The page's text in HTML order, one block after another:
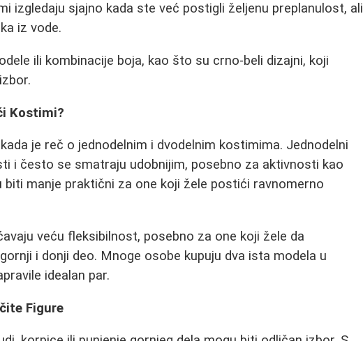
izgledaju sjajno kada ste već postigli željenu preplanulost, ali
iz vode.
ili kombinacije boja, kao što su crno-beli dizajni, koji
Kostimi?
je reč o jednodelnim i dvodelnim kostimima. Jednodelni
i često se smatraju udobnijim, posebno za aktivnosti kao
manje praktični za one koji žele postići ravnomerno
veću fleksibilnost, posebno za one koji žele da
i donji deo. Mnoge osobe kupuju dva ista modela u
idealan par.
Figure